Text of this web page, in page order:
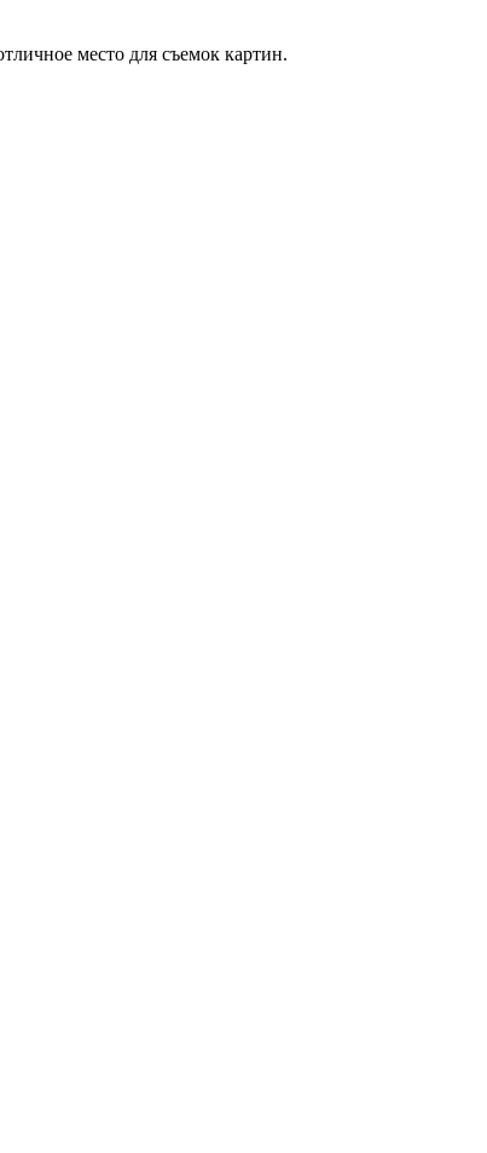
место для съемок картин.